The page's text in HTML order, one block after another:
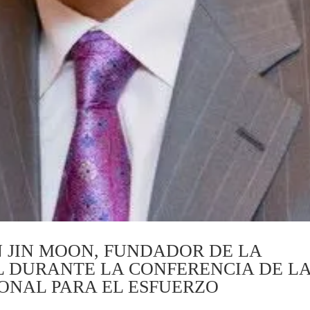
JIN MOON, FUNDADOR DE LA
LA CONFERENCIA DE
PARA EL ESFUERZO